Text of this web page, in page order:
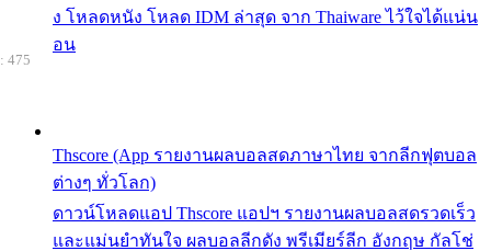
ง โหลดหนัง โหลด IDM ล่าสุด จาก Thaiware ไว้ใจได้แน่น
อน
Thscore (App รายงานผลบอลสดภาษาไทย จากลีกฟุตบอล
ต่างๆ ทั่วโลก)
ดาวน์โหลดแอป Thscore แอปฯ รายงานผลบอลสดรวดเร็ว
และแม่นยำทันใจ ผลบอลลีกดัง พรีเมียร์ลีก อังกฤษ กัลโช่
475